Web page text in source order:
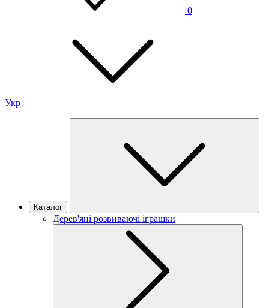
0
Укр
Каталог
Дерев'яні розвиваючі іграшки